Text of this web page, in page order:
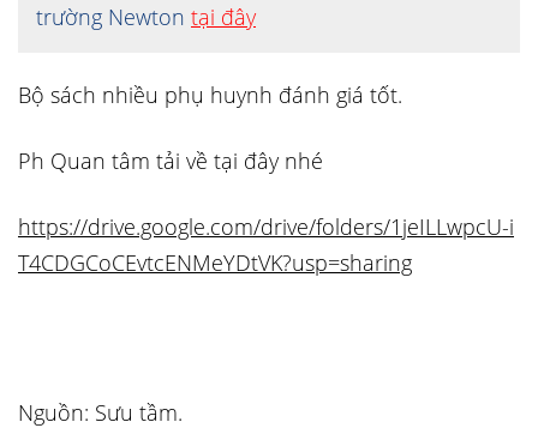
trường Newton tại đây
Bộ sách nhiều phụ huynh đánh giá tốt.
Ph Quan tâm tải về tại đây nhé
https://drive.google.com/drive/folders/1jeILLwpcU-i
T4CDGCoCEvtcENMeYDtVK?usp=sharing
Nguồn: Sưu tầm.